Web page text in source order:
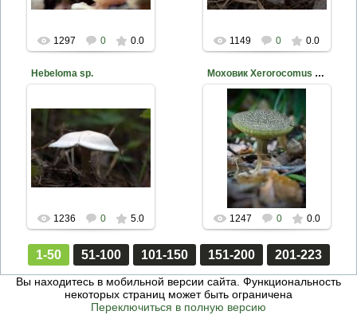
1297 0 0.0 1149 0 0.0
Hebeloma sp.
2014-02-10
Фото Д. Жуков
mite
1236 0 5.0
Моховик Xerorocomus sp.
2014-02-06
Фото Д. Жуков
mite
1247 0 0.0
1-50 51-100 101-150 151-200 201-223
Вы находитесь в мобильной версии сайта. Функциональность
некоторых страниц может быть ограничена
Переключиться в полную версию